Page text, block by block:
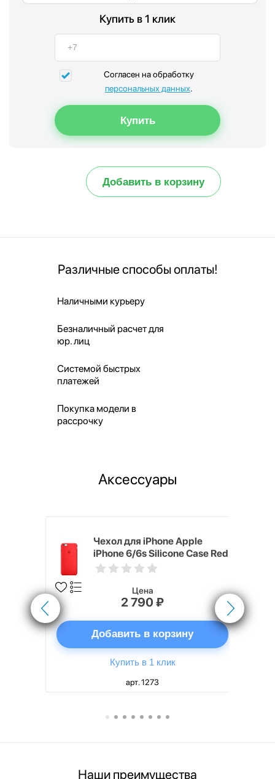
Купить в 1 клик
Согласен на обработку
персональных данных.
Добавить в корзину
Различные способы оплаты!
Наличными курьеру
Безналичный расчет для
юр. лиц
Системой быстрых
платежей
Покупка модели в
рассрочку
Аксессуары
Чехол для iPhone Apple
iPhone 6/6s Silicone Case Red
Цена
2 790 ₽
Добавить в корзину
Купить в 1 клик
арт. 1273
Наши преимущества